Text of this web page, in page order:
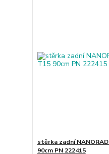
stěrka zadní
90cm PN 222415